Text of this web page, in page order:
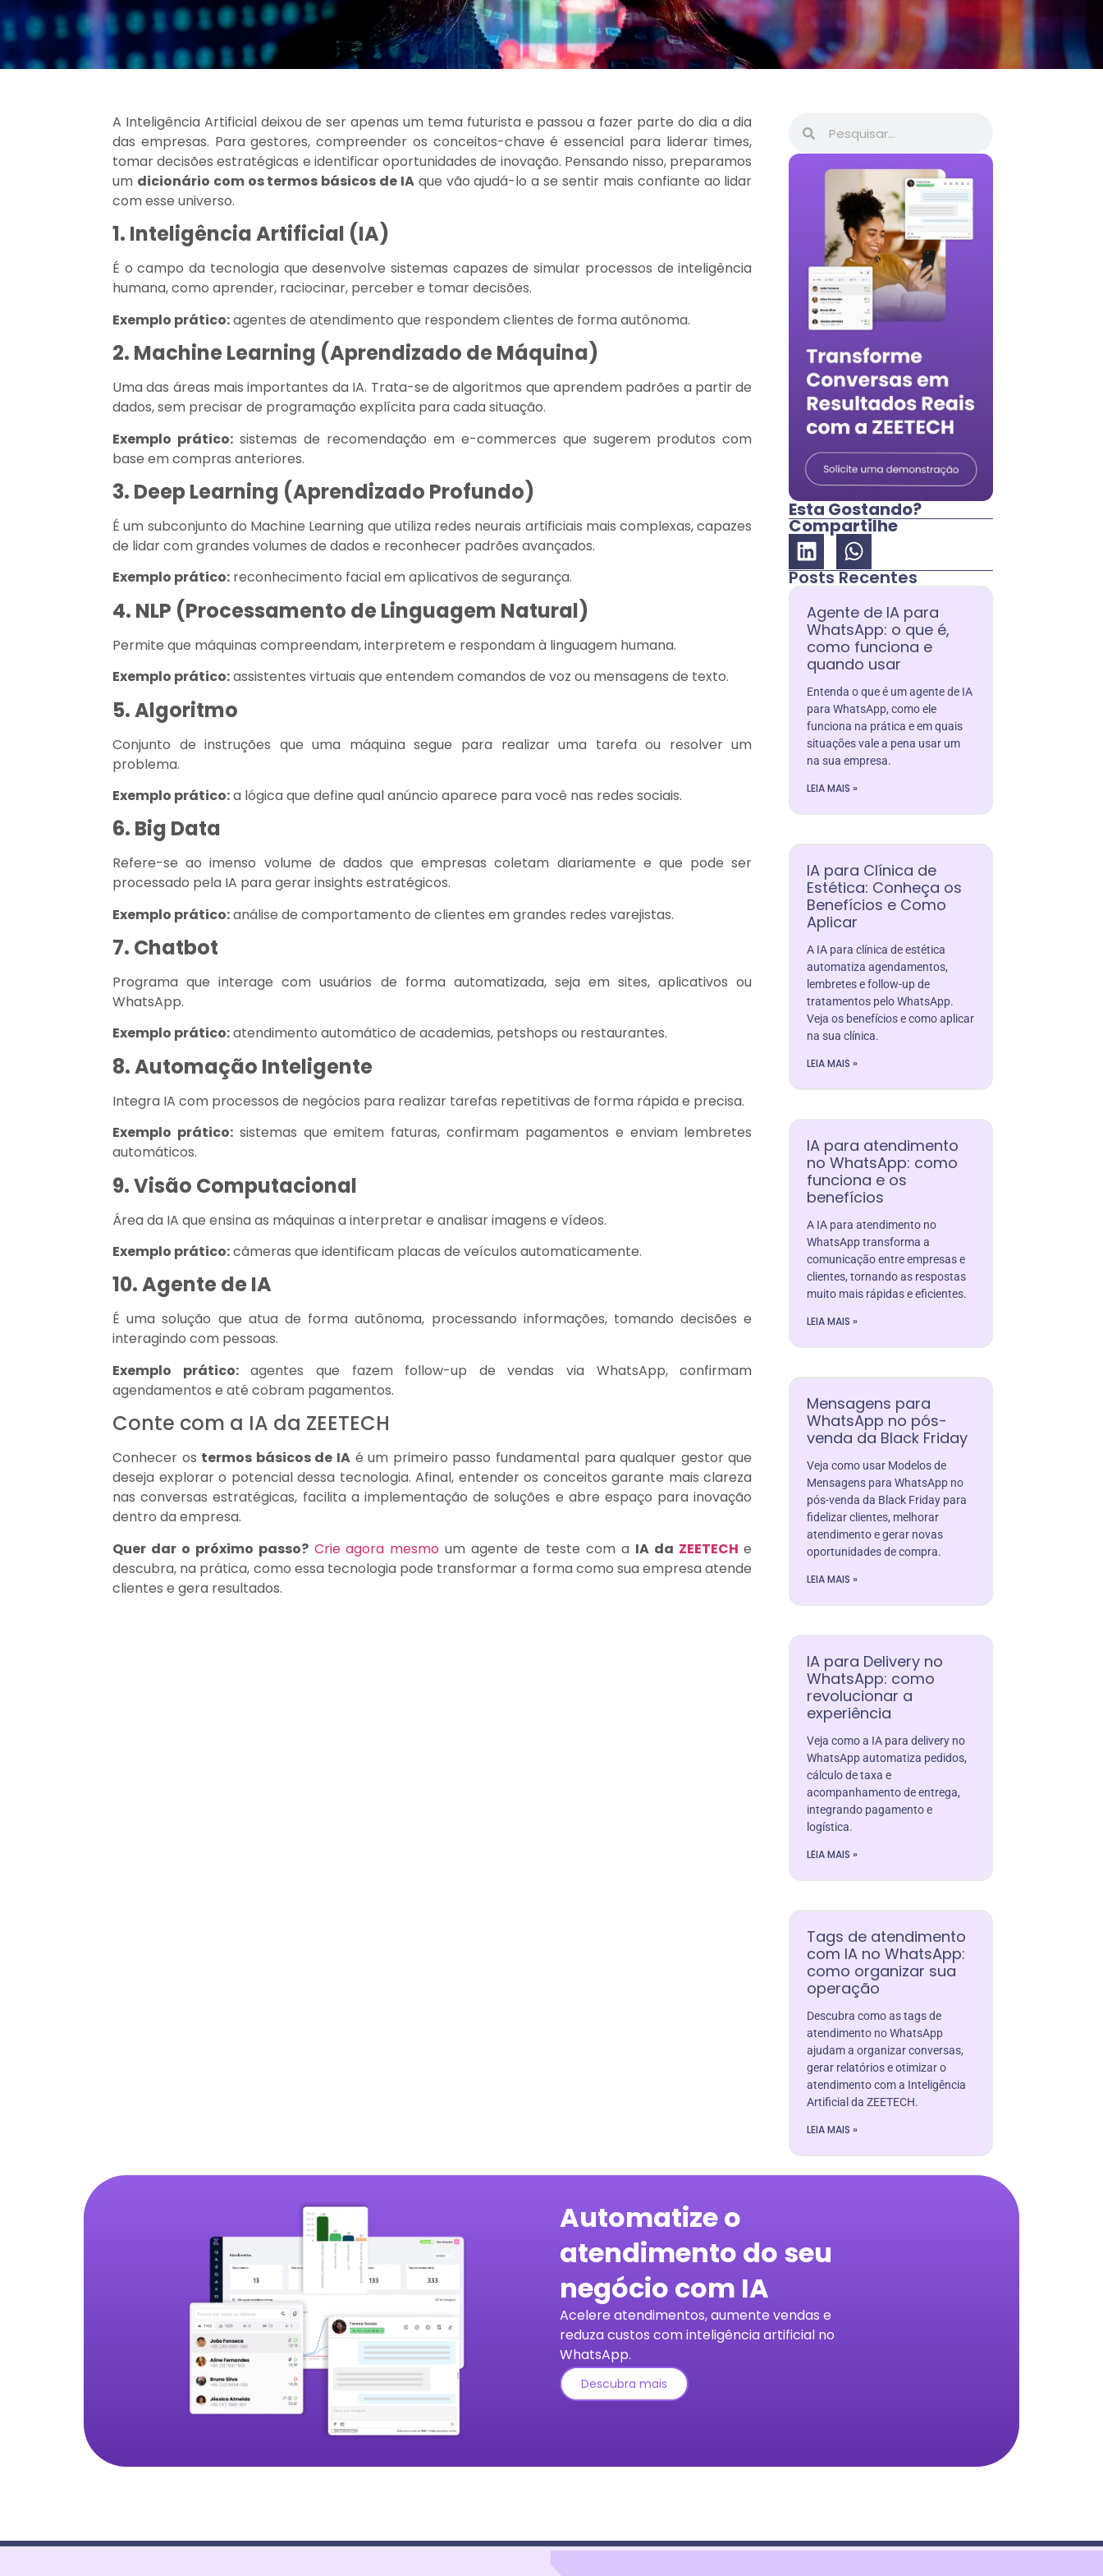
A Inteligência Artificial deixou de ser apenas um tema futurista e passou a fazer parte do dia a dia
das empresas. Para gestores, compreender os conceitos-chave é essencial para liderar times,
tomar decisões estratégicas e identificar oportunidades de inovação. Pensando nisso, preparamos
um dicionário com os termos básicos de IAque vão ajudá-lo a se sentir mais confiante ao lidar
com esse universo.
1. Inteligência Artificial (IA)
É o campo da tecnologia que desenvolve sistemas capazes de simular processos de inteligência
humana, como aprender, raciocinar, perceber e tomar decisões.
Exemplo prático:agentes de atendimento que respondem clientes de forma autônoma.
2. Machine Learning (Aprendizado de Máquina)
Uma das áreas mais importantes da IA. Trata-se de algoritmos que aprendem padrões a partir de
dados, sem precisar de programação explícita para cada situação.
Exemplo prático:sistemas de recomendação em e-commerces que sugerem produtos com
base em compras anteriores.
3. Deep Learning (Aprendizado Profundo)
É um subconjunto do Machine Learning que utiliza redes neurais artificiais mais complexas, capazes
de lidar com grandes volumes de dados e reconhecer padrões avançados.
Exemplo prático: reconhecimento facial em aplicativos de segurança.
4. NLP (Processamento de Linguagem Natural)
Permite que máquinas compreendam, interpretem e respondam à linguagem humana.
Exemplo prático:assistentes virtuais que entendem comandos de voz ou mensagens de texto.
5. Algoritmo
Conjunto de instruções que uma máquina segue para realizar uma tarefa ou resolver um
problema.
Exemplo prático:a lógica que define qual anúncio aparece para você nas redes sociais.
6. Big Data
Refere-se ao imenso volume de dados que empresas coletam diariamente e que pode ser
processado pela IA para gerar insights estratégicos.
Exemplo prático:análise de comportamento de clientes em grandes redes varejistas.
7. Chatbot
Programa que interage com usuários de forma automatizada, seja em sites, aplicativos ou
WhatsApp.
Exemplo prático:atendimento automático de academias, petshops ou restaurantes.
8. Automação Inteligente
Integra IA com processos de negócios para realizar tarefas repetitivas de forma rápida e precisa.
Exemplo prático:sistemas que emitem faturas, confirmam pagamentos e enviam lembretes
automáticos.
9. Visão Computacional
Área da IA que ensina as máquinas a interpretar e analisar imagens e vídeos.
Exemplo prático:câmeras que identificam placas de veículos automaticamente.
10. Agente de IA
É uma solução que atua de forma autônoma, processando informações, tomando decisões e
interagindo com pessoas.
Exemplo prático:agentes que fazem follow-up de vendas via WhatsApp, confirmam
agendamentos e até cobram pagamentos.
Conte com a IA da ZEETECH
Conhecer os termos básicos de IA é um primeiro passo fundamental para qualquer gestor que
deseja explorar o potencial dessa tecnologia. Afinal, entender os conceitos garante mais clareza
nas conversas estratégicas, facilita a implementação de soluções e abre espaço para inovação
dentro da empresa.
Quer dar o próximo passo? Crie agora mesmo um agente de teste com a IA da ZEETECH e
descubra, na prática, como essa tecnologia pode transformar a forma como sua empresa atende
clientes e gera resultados.
Esta Gostando?
Compartilhe
Posts Recentes
Agente de IA para
WhatsApp: o que é,
como funciona e
quando usar
Entenda o que é um agente de IA
para WhatsApp, como ele
funciona na prática e em quais
situações vale a pena usar um
na sua empresa.
LEIA MAIS »
IA para Clínica de
Estética: Conheça os
Benefícios e Como
Aplicar
A IA para clínica de estética
automatiza agendamentos,
lembretes e follow-up de
tratamentos pelo WhatsApp.
Veja os benefícios e como aplicar
na sua clínica.
LEIA MAIS »
IA para atendimento
no WhatsApp: como
funciona e os
benefícios
A IA para atendimento no
WhatsApp transforma a
comunicação entre empresas e
clientes, tornando as respostas
muito mais rápidas e eficientes.
LEIA MAIS »
Mensagens para
WhatsApp no pós-
venda da Black Friday
Veja como usar Modelos de
Mensagens para WhatsApp no
pós-venda da Black Friday para
fidelizar clientes, melhorar
atendimento e gerar novas
oportunidades de compra.
LEIA MAIS »
IA para Delivery no
WhatsApp: como
revolucionar a
experiência
Veja como a IA para delivery no
WhatsApp automatiza pedidos,
cálculo de taxa e
acompanhamento de entrega,
integrando pagamento e
logística.
LEIA MAIS »
Tags de atendimento
com IA no WhatsApp:
como organizar sua
operação
Descubra como as tags de
atendimento no WhatsApp
ajudam a organizar conversas,
gerar relatórios e otimizar o
atendimento com a Inteligência
Artificial da ZEETECH.
LEIA MAIS »
Automatize o
atendimento do seu
negócio com IA
Acelere atendimentos, aumente vendas e
reduza custos com inteligência artificial no
WhatsApp.
Descubra mais